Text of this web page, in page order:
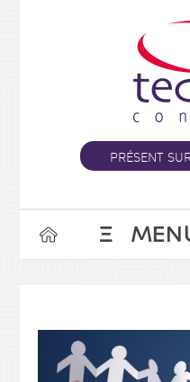
PRÉSENT
Ξ